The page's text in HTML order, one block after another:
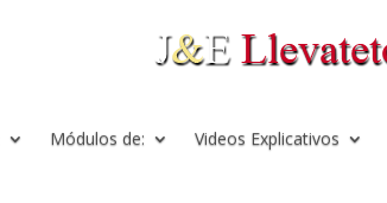
Módulos de: Videos Explicativos